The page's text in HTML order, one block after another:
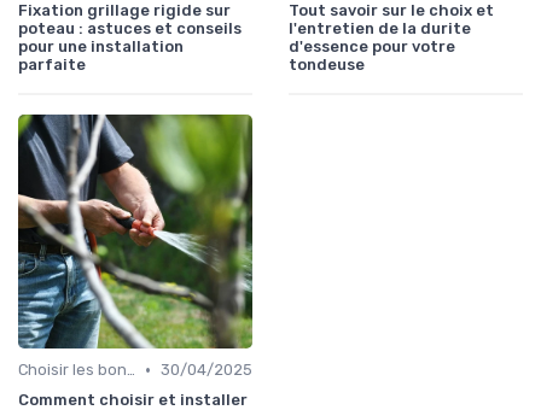
Fixation grillage rigide sur
poteau : astuces et conseils
pour une installation
parfaite
Tout savoir sur le choix et
l'entretien de la durite
d'essence pour votre
tondeuse
Choisir les bons outils • 30/04/2025
Comment choisir et installer